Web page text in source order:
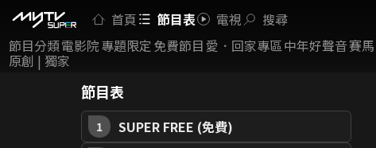
首頁 節目表 電視 搜尋
節目分類電影院專題限定 免費節目 愛．回家專區中年好聲音賽馬
原創 | 獨家
節目表
1 SUPER FREE (免費)